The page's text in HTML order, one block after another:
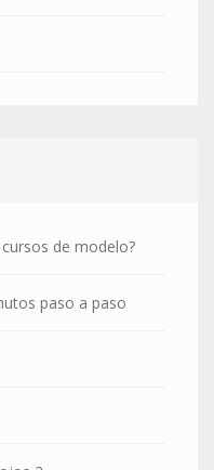
de modelo?
paso a paso